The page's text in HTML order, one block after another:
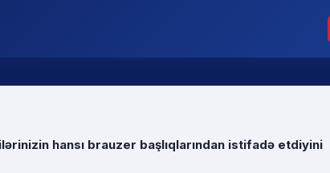
hansı brauzer başlıqlarından istifadə etdiyini